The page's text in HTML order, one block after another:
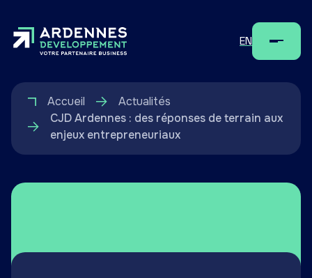
EN Menu
Accueil
Actualités
CJD Ardennes : des réponses de terrain aux
enjeux entrepreneuriaux